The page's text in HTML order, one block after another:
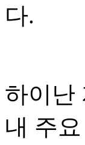
다.
하이난
내 주